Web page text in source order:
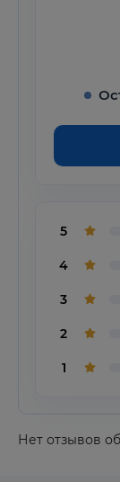
5
4
3
2
1
Нет отзывов